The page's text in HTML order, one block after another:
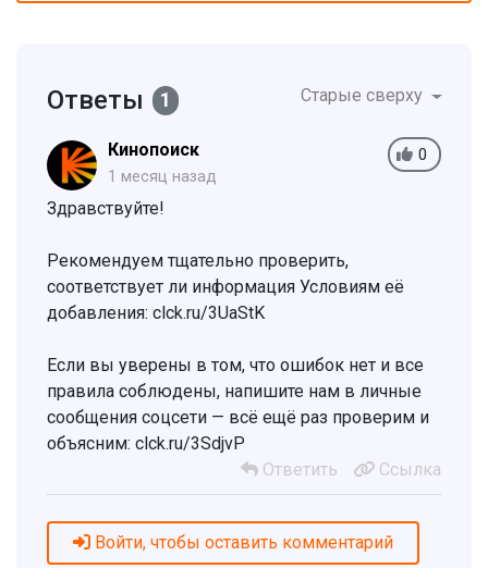
Ответы 1 Старые сверху
0
Кинопоиск
1 месяц назад
Здравствуйте!
Рекомендуем тщательно проверить,
соответствует ли информация Условиям её
добавления: clck.ru/3UaStK
Если вы уверены в том, что ошибок нет и все
правила соблюдены, напишите нам в личные
сообщения соцсети — всё ещё раз проверим и
объясним: clck.ru/3SdjvP
Ответить
Ссылка
Войти, чтобы оставить комментарий